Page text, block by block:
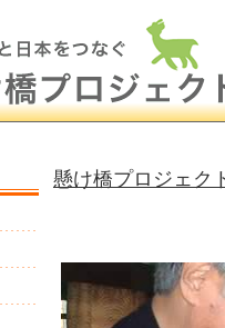
懸け橋プロジェク